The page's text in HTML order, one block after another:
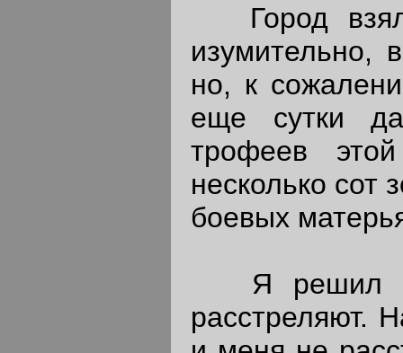
Город
изумительно,
но, к
еще сутки
трофеев
несколько сот
боевых
Я решил
расстреляют.